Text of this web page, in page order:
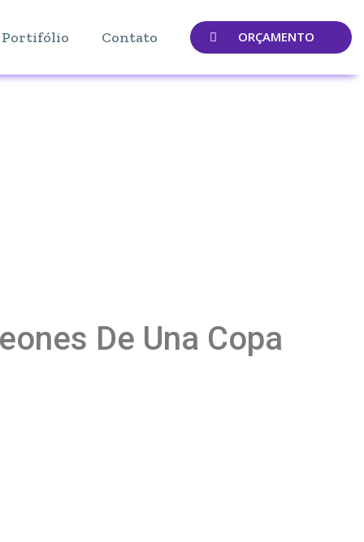
Portifólio Contato ORÇAMENTO
De Una Copa